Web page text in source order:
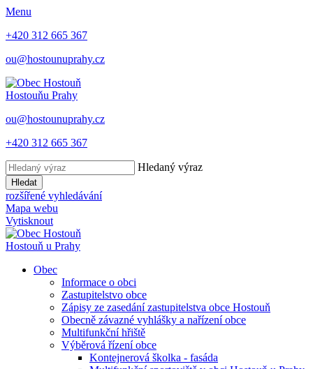
Menu
+420 312 665 367
ou@hostounuprahy.cz
Hostouňu Prahy
ou@hostounuprahy.cz
+420 312 665 367
Hledaný výraz
Hledat
rozšířené vyhledávání
Mapa webu
Vytisknout
Hostouň u Prahy
Obec
Informace o obci
Zastupitelstvo obce
Zápisy ze zasedání zastupitelstva obce Hostouň
Obecně závazné vyhlášky a nařízení obce
Multifunkční hřiště
Výběrová řízení obce
Kontejnerová školka - fasáda